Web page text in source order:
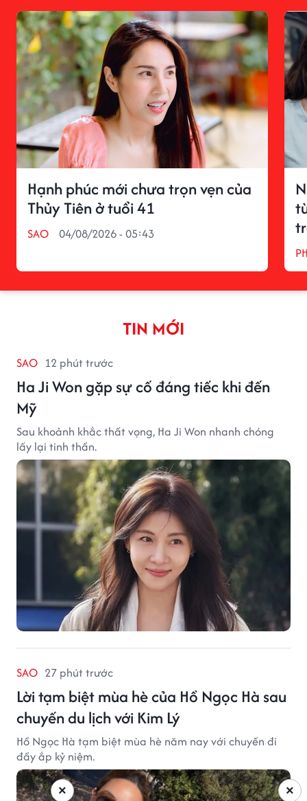
Hạnh phúc mới chưa trọn vẹn của
Thủy Tiên ở tuổi 41
SAO 04/08/2026 - 05:43
TIN MỚI
SAO 12 phút trước
Ha Ji Won gặp sự cố đáng tiếc khi đến
Mỹ
Sau khoảnh khắc thất vọng, Ha Ji Won nhanh chóng
lấy lại tinh thần.
SAO 27 phút trước
Lời tạm biệt mùa hè của Hồ Ngọc Hà sau
chuyến du lịch với Kim Lý
Hồ Ngọc Hà tạm biệt mùa hè năm nay với chuyến đi
đầy ắp kỷ niệm.
×
×